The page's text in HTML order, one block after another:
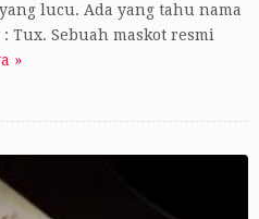
lucu. Ada yang tahu nama
Tux. Sebuah maskot resmi
»